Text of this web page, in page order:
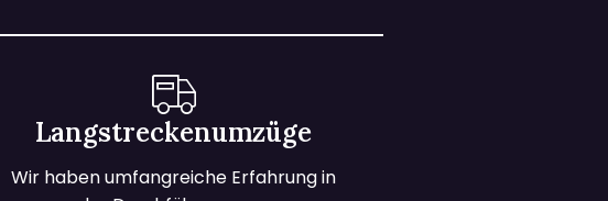
Langstreckenumzüge
Wir haben umfangreiche Erfahrung in